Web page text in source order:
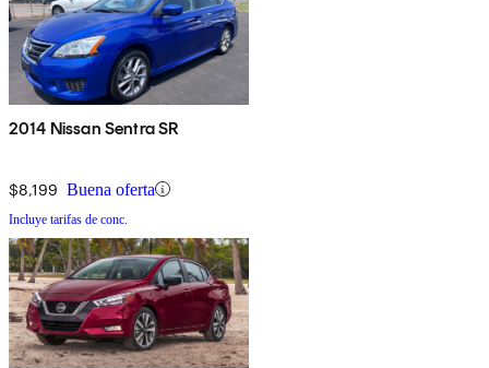
2014 Nissan Sentra SR
$8,199 Buena oferta
Incluye tarifas de conc.